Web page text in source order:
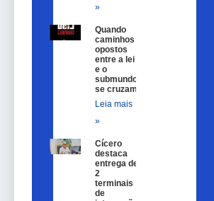
»
Quando
caminhos
opostos
entre a lei
e o
submundo
se cruzam
Leia mais
»
Cícero
destaca
entrega de
2
terminais
de